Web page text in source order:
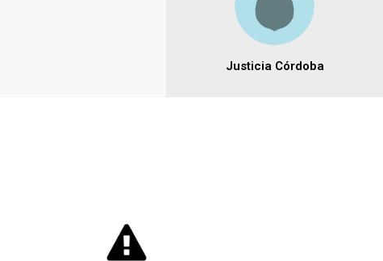
Justicia Córdoba